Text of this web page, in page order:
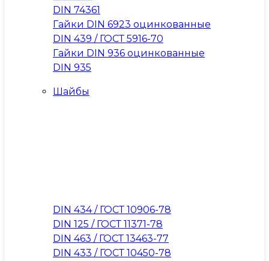
DIN 74361
Гайки DIN 6923 оцинкованные
DIN 439 / ГОСТ 5916-70
Гайки DIN 936 оцинкованные
DIN 935
Шайбы
DIN 434 / ГОСТ 10906-78
DIN 125 / ГОСТ 11371-78
DIN 463 / ГОСТ 13463-77
DIN 433 / ГОСТ 10450-78